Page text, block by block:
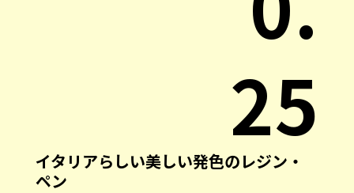
25
イタリアらしい美しい発色のレジン・
ペン